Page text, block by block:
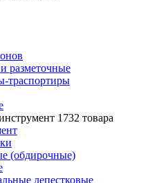
разметочные
траспортиры
1732 товара
(обдирочные)
лепестковые